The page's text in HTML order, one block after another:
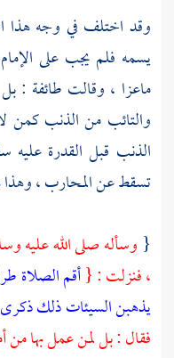
وقد اختلف في وجه هذا
يسمه فلم يجب على
ماعزا ، وقالت طائفة : بل
والتائب من الذنب
الذنب قبل القدرة
تسقط عن المحارب ،
{ وسأله صلى الله عليه
، فنزلت : {أقم الصلاة
يذهبن السيئات ذلك
فقال : بل لمن عمل بها من